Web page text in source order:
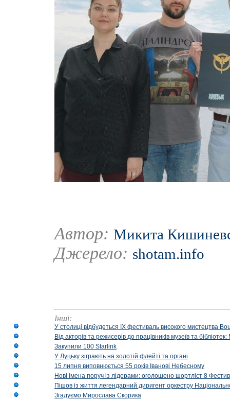
Автор: Микита
Джерело: shotam.info
Інші:
У столиці відбудеться IX фестиваль високого мистецтва
Від акторів та режисерів до працівників музеїв та
Закупили 100 Starlink
У Луцьку зіграють на золотій флейті та органі
15 липня виповнюється 55 років Іванові Небесному
Нові імена поруч із лідерами: оголошено шортліст 8
Пішов із життя легендарний диригент оркестру
Згадуємо Мирослава Скорика